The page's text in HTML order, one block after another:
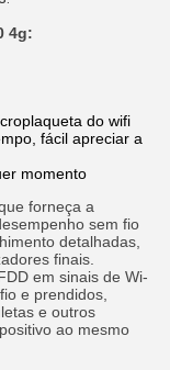
4g:
do wifi
fácil apreciar a
momento
forneça a
sem fio
detalhadas,
finais.
em sinais de Wi-
e prendidos,
e outros
ao mesmo